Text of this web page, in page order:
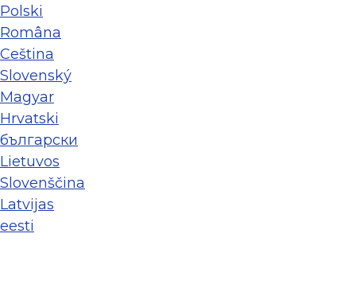
Polski
Româna
Ceština
Slovenský
Magyar
Hrvatski
български
Lietuvos
Slovenščina
Latvijas
eesti